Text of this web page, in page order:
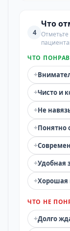
4
Что
Отметьте
ЧТО
+
+Чисто и
+Не
+Понятно
+
+Удобная
+Хорошая
ЧТО НЕ
+Долго